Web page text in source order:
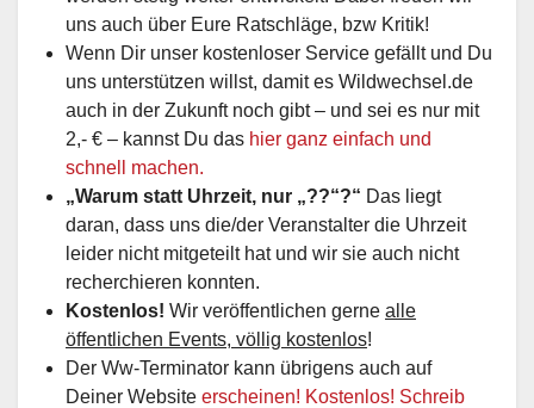
uns auch über Eure Ratschläge, bzw Kritik!
Wenn Dir unser kostenloser Service gefällt und Du
uns unterstützen willst, damit es Wildwechsel.de
auch in der Zukunft noch gibt – und sei es nur mit
2,- € – kannst Du das hier ganz einfach und
schnell machen.
„Warum statt Uhrzeit, nur „??“?“ Das liegt
daran, dass uns die/der Veranstalter die Uhrzeit
leider nicht mitgeteilt hat und wir sie auch nicht
recherchieren konnten.
Kostenlos! Wir veröffentlichen gerne alle
öffentlichen Events, völlig kostenlos!
Der Ww-Terminator kann übrigens auch auf
Deiner Website erscheinen! Kostenlos! Schreib